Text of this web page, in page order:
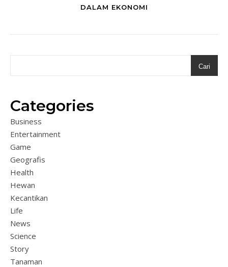
DALAM EKONOMI
Cari
Categories
Business
Entertainment
Game
Geografis
Health
Hewan
Kecantikan
Life
News
Science
Story
Tanaman